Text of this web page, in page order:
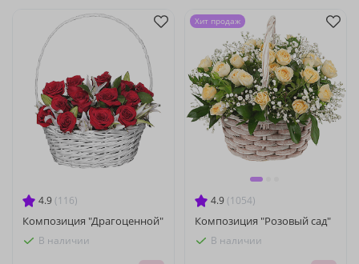
4.9 (116)
Композиция "Драгоценной"
В наличии
4.9 (1054)
Композиция "Розовый сад"
В наличии
Хит продаж